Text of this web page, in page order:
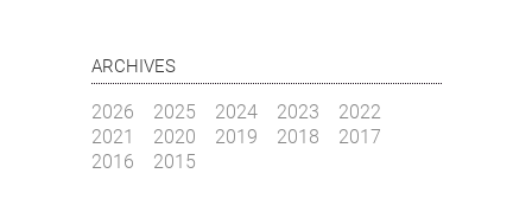
ARCHIVES
2026 2025 2024 2023
2022
2021
2020 2019 2018
2017
2016
2015